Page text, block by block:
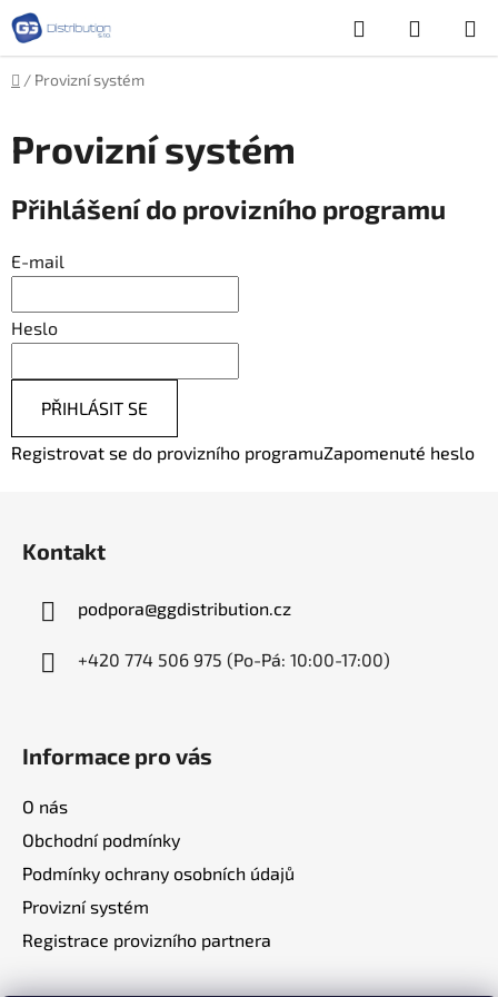
Přejít
na
obsah
Hledat
KOŠÍK
Domů
/ Provizní systém
Provizní systém
Přihlášení do provizního programu
E-mail
Heslo
PŘIHLÁSIT SE
Registrovat se do provizního programuZapomenuté heslo
Kontakt
podpora@ggdistribution.cz
+420 774 506 975 (Po-Pá: 10:00-17:00)
Informace pro vás
O nás
Obchodní podmínky
Podmínky ochrany osobních údajů
Provizní systém
Registrace provizního partnera